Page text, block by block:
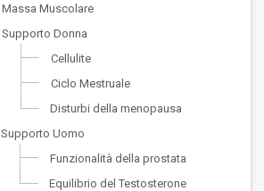
Massa Muscolare
Supporto Donna
Cellulite
Ciclo Mestruale
Disturbi della menopausa
Supporto Uomo
Funzionalità della prostata
Equilibrio del Testosterone